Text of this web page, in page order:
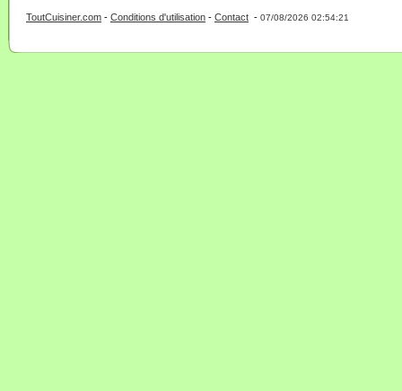
ToutCuisiner.com - Conditions d'utilisation - Contact - 07/08/2026 02:54:21